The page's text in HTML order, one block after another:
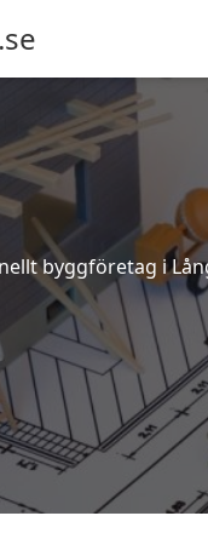
byggföretag i